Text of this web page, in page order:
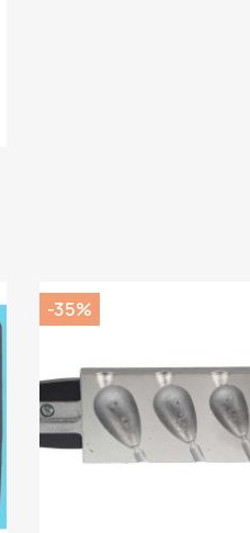
-35%